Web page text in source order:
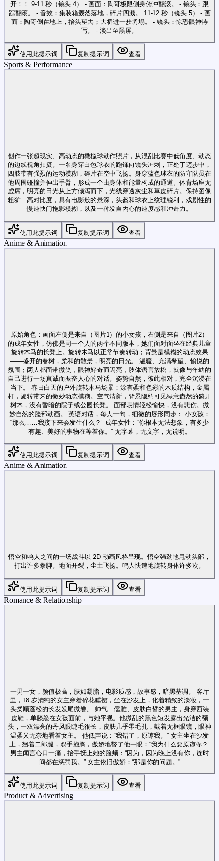
开！！ 9-11 秒（镜头 4） - 画面：陶哥极限侧身俯冲翻滚。 - 镜头：跟
踪翻滚。 - 音效：集装箱轰然落地，碎片四溅。 11-12 秒（镜头 5） - 画
面：陶哥倒在地上，抬头望去；大桥进一步坍塌。 - 镜头：惊恐眼神特
写。 - 淡出至黑屏。
使用此提示词 复制提示词 查看
Sports & Performance
创作一张超现实、高动态的橄榄球动作照片，从混乱比赛中低角度、动态
的边线视角拍摄。一名身穿白色球衣的跑锋向镜头冲刺，正处于迈步中，
四肢带有强烈的运动模糊，碎片在空中飞扬。身穿蓝色球衣的防守队员在
他周围碰撞并伸出手臂，形成一个由身体和能量构成的通道。体育场座无
虚席，明亮的日光从上方倾泻而下，光线穿透灰尘和草皮碎片。保持图像
粗犷、高对比度，具有电影般的景深，头盔和球衣上纹理锐利，戏剧性的
慢速快门拖影模糊，以及一种发自内心的速度感和冲击力。
使用此提示词 复制提示词 查看
Anime & Animation
原始角色：画面左侧是来自（图片1）的小女孩，右侧是来自（图片2）
的成年女性，仿佛是同一个人的两个不同版本，她们面对面坐在经典儿童
旋转木马的长凳上。旋转木马以正常节奏转动；背景是模糊的动态效果
——盛开的春树，柔和的散景，明亮的日光。 温暖、充满希望、愉悦的
氛围；两人都面带微笑，眼神好奇而闪亮，肢体语言放松，就像与年幼的
自己进行一场真诚而振奋人心的对话。姿势自然，彼此相对，完全沉浸在
当下。 春日白天的户外旋转木马场景：涂有柔和色彩的木质结构，金属
杆，旋转带来的微妙动态模糊。空气清新，背景隐约可见绿意盎然的盛开
树木，没有昏暗的院子或公园长凳。 面部表情轻松愉快，没有悲伤。微
妙自然的脸部动画。 英语对话，每人一句，细微的唇形同步： 小女孩：
“那么……我接下来会发生什么？” 成年女性：“你根本无法想象，有多少
有趣、美好的事物在等着你。” 无字幕，无文字，无说明。
使用此提示词 复制提示词 查看
Anime & Animation
悟空和鸣人之间的一场战斗以 2D 动画风格呈现。悟空强劲地甩动头部，
打出许多拳脚。地面开裂，尘土飞扬。鸣人快速地旋转身体许多次。
使用此提示词 复制提示词 查看
Romance & Relationship
一男一女，颜值极高，肤如凝脂，电影质感，故事感，暗黑基调。 客厅
里，18 岁清纯的女主穿着碎花睡裙，坐在沙发上，化着精致的淡妆，一
头柔顺蓬松的长发发尾微卷。 帅气、儒雅、皮肤白皙的男主，身穿西装
皮鞋，单膝跪在女孩面前，与她平视。他微乱的黑色短发露出光洁的额
头，一双漂亮的丹凤眼睫毛很长，皮肤几乎零毛孔，戴着无框眼镜，眼神
温柔又无奈地看着女主。 他低声说：“我错了，原谅我。” 女主坐在沙发
上，翘着二郎腿，双手抱胸，傲娇地瞥了他一眼：“我为什么要原谅你？”
男主闻言心口一痛，抬手抚上她的脸颊：“因为，因为晚上没有你，连时
间都在惩罚我。” 女主依旧傲娇：“那是你的问题。”
使用此提示词 复制提示词 查看
Product & Advertising